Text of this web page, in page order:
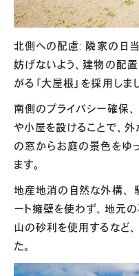
北側への配慮: 隣家の日
妨げないよう、建物の配
がる「大屋根」を採用しま
南側のプライバシー確保
や小屋を設けることで、
の窓からお庭の景色をゆ
ます。
地産地消の自然な外構、
ート擁壁を使わず、地元
山の砂利を使用するなど
た。